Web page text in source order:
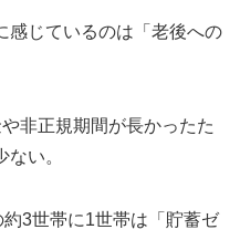
感じているのは「老後への
非正規期間が長かったた
い。
3世帯に1世帯は「貯蓄ゼ